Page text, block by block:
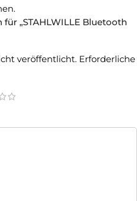
„STAHLWILLE Bluetooth
veröffentlicht. Erforderliche